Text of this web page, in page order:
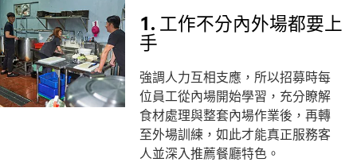
1. 工作不分內外場都要上
手
強調人力互相支應，所以招募時每
位員工從內場開始學習，充分瞭解
食材處理與整套內場作業後，再轉
至外場訓練，如此才能真正服務客
人並深入推薦餐廳特色。